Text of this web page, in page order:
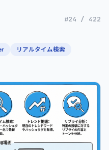
#24 / 422
リアルタイム検索